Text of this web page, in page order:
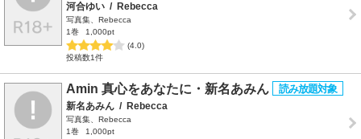
河合ゆい / Rebecca
写真集、Rebecca
1巻
1,000pt
(4.0)
投稿数1件
Amin 真心をあなたに・新名あみん
新名あみん / Rebecca
写真集、Rebecca
1巻
1,000pt